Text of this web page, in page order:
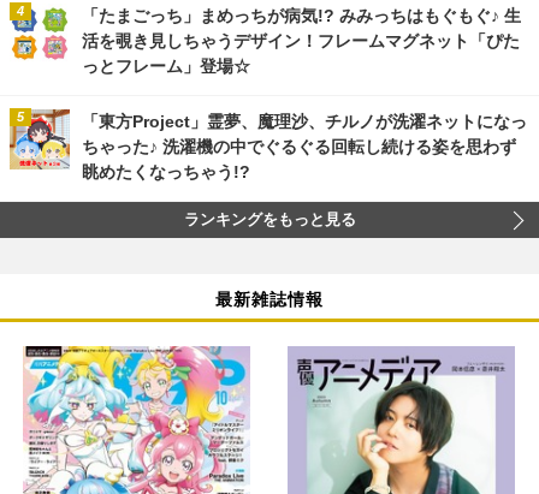
「たまごっち」まめっちが病気!? みみっちはもぐもぐ♪ 生
活を覗き見しちゃうデザイン！フレームマグネット「ぴた
っとフレーム」登場☆
「東方Project」霊夢、魔理沙、チルノが洗濯ネットになっ
ちゃった♪ 洗濯機の中でぐるぐる回転し続ける姿を思わず
眺めたくなっちゃう!?
ランキングをもっと見る
最新雑誌情報